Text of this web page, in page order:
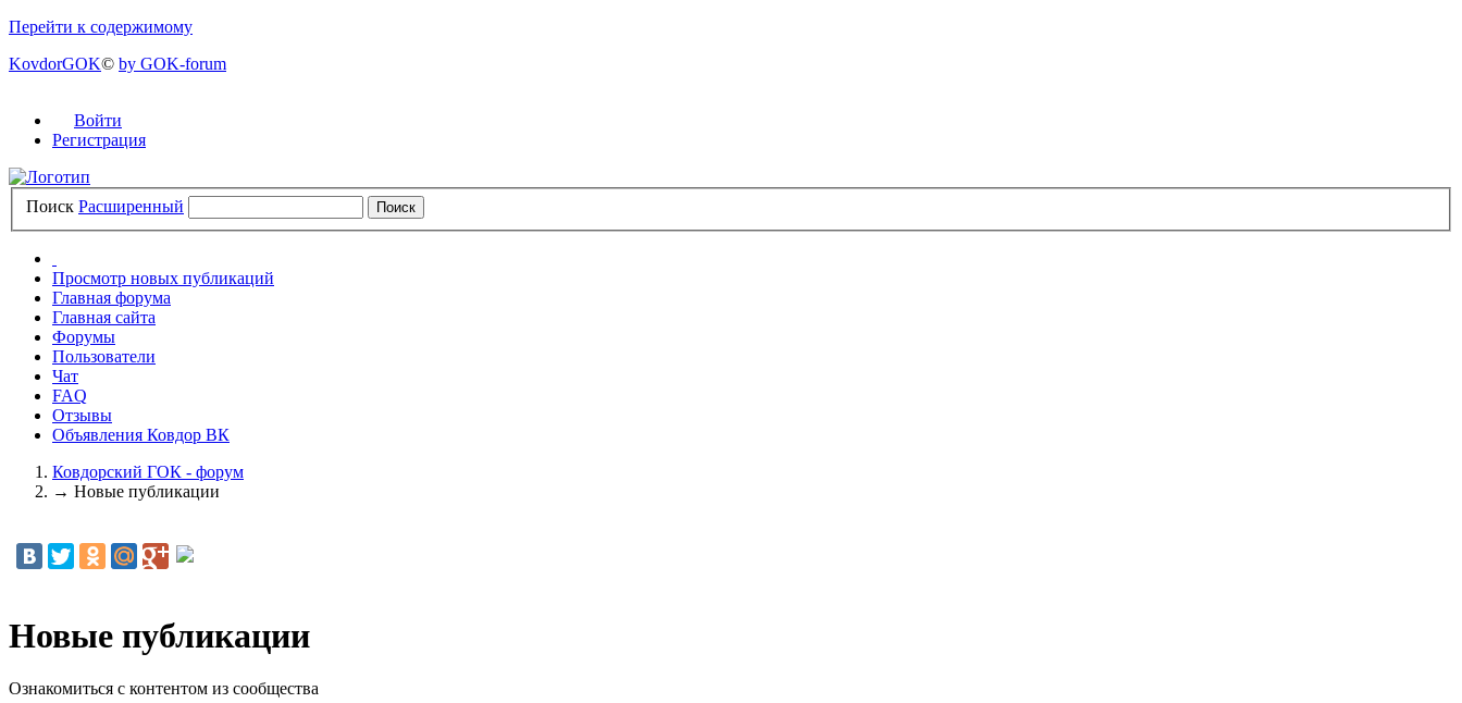
Перейти к содержимому
KovdorGOK© by GOK-forum
Войти
Регистрация
Поиск Расширенный
Просмотр новых публикаций
Главная форума
Главная сайта
Форумы
Пользователи
Чат
FAQ
Отзывы
Объявления Ковдор ВК
Ковдорский ГОК - форум
→ Новые публикации
Новые публикации
Ознакомиться с контентом из сообщества